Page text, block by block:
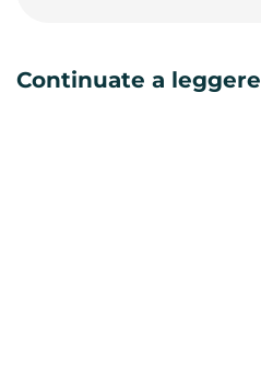
Continuate a leggere